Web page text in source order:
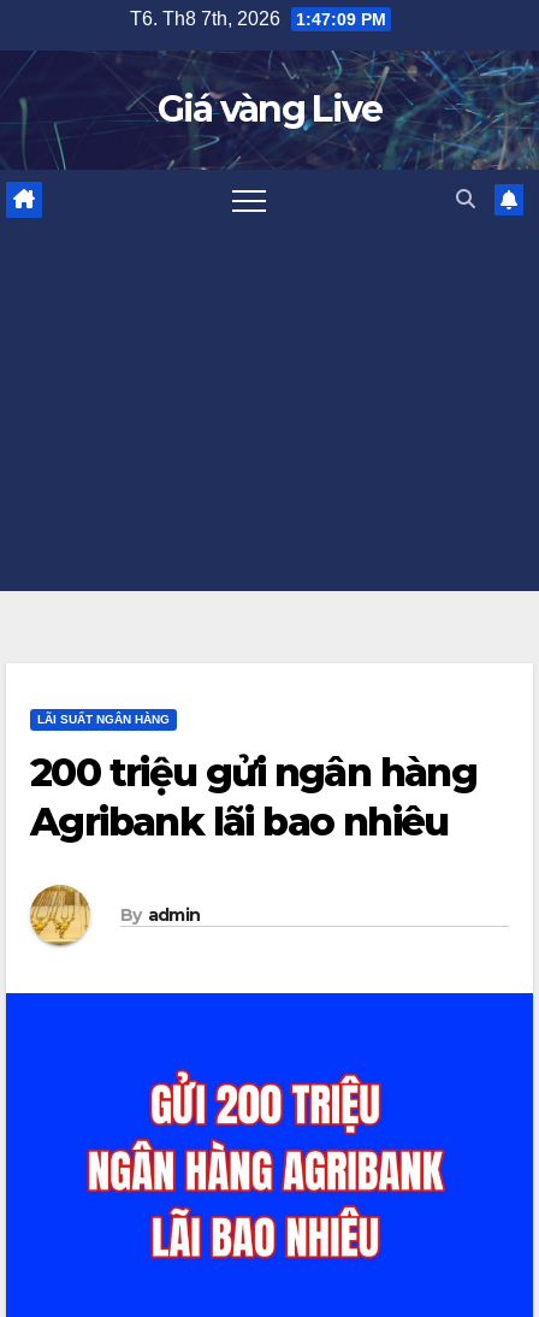
content
T6. Th8 7th, 2026 1:47:10 PM
Giá vàng Live
LÃI SUẤT NGÂN HÀNG
200 triệu gửi ngân hàng
Agribank lãi bao nhiêu
By admin